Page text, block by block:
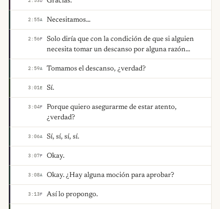
2:55A Necesitamos...
2:56F
Solo diría que con la condición de que si alguien
necesita tomar un descanso por alguna razón...
2:59A Tomamos el descanso, ¿verdad?
3:01E Sí.
3:04F
Porque quiero asegurarme de estar atento,
¿verdad?
3:06A Sí, sí, sí, sí.
3:07F Okay.
3:08A Okay. ¿Hay alguna moción para aprobar?
3:13F Así lo propongo.